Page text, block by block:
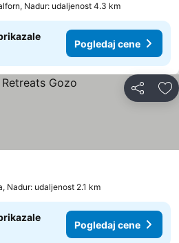
Nadur: udaljenost 4.3 km
Pogledaj cene
Deli
Nadur: udaljenost 2.1 km
Pogledaj cene